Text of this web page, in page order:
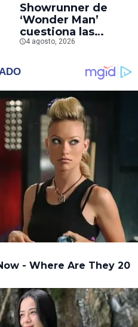
Showrunner de
‘Wonder Man’
cuestiona las
prioridades de
la serie
4 agosto, 2026